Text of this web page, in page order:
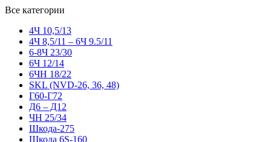
Все категории
4Ч 10,5/13
4Ч 8,5/11 – 6Ч 9.5/11
6-8Ч 23/30
6Ч 12/14
6ЧН 18/22
SKL (NVD-26, 36, 48)
Г60-Г72
Д6 – Д12
ЧН 25/34
Шкода-275
Шкода 6S-160